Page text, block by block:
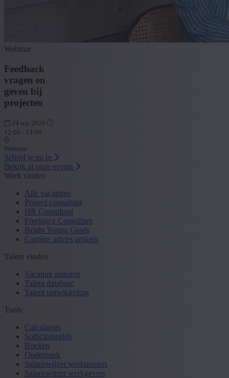
Webinar
Feedback
vragen en
geven bij
projecten
24 sep 2026
12:00 - 13:00
Webinar
Schrijf je nu in
Bekijk al onze events
Werk vinden
Alle vacatures
Project consultant
HR Consultant
Freelance Consultant
Bright Young Grads
Carrière advies artikels
Talent vinden
Vacature insturen
Talent database
Talent ontwikkeling
Tools
Calculators
Sollicitatiegids
Boeken
Onderzoek
Salariswijzer werknemers
Salariswijzer werkgevers